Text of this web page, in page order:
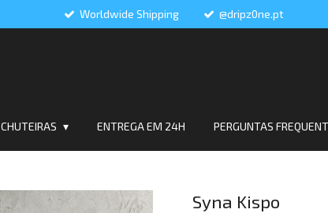
Worldwide Shipping @dripz0ne.pt
CHUTEIRAS ENTREGA EM 24H PERGUNTAS
Syna Kispo